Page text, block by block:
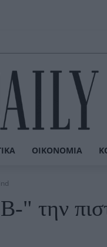
ΟΙΚΟΝΟΜΊΑ
την